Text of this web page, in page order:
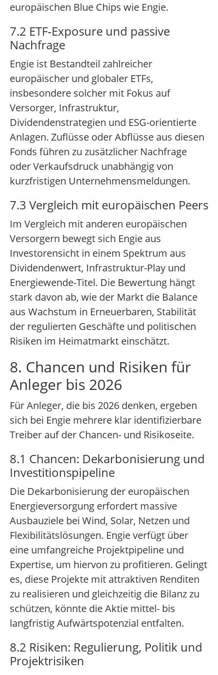
europäischen Blue Chips wie Engie.
7.2 ETF-Exposure und passive
Nachfrage
Engie ist Bestandteil zahlreicher
europäischer und globaler ETFs,
insbesondere solcher mit Fokus auf
Versorger, Infrastruktur,
Dividendenstrategien und ESG-orientierte
Anlagen. Zuflüsse oder Abflüsse aus diesen
Fonds führen zu zusätzlicher Nachfrage
oder Verkaufsdruck unabhängig von
kurzfristigen Unternehmensmeldungen.
7.3 Vergleich mit europäischen Peers
Im Vergleich mit anderen europäischen
Versorgern bewegt sich Engie aus
Investorensicht in einem Spektrum aus
Dividendenwert, Infrastruktur-Play und
Energiewende-Titel. Die Bewertung hängt
stark davon ab, wie der Markt die Balance
aus Wachstum in Erneuerbaren, Stabilität
der regulierten Geschäfte und politischen
Risiken im Heimatmarkt einschätzt.
8. Chancen und Risiken für
Anleger bis 2026
Für Anleger, die bis 2026 denken, ergeben
sich bei Engie mehrere klar identifizierbare
Treiber auf der Chancen- und Risikoseite.
8.1 Chancen: Dekarbonisierung und
Investitionspipeline
Die Dekarbonisierung der europäischen
Energieversorgung erfordert massive
Ausbauziele bei Wind, Solar, Netzen und
Flexibilitätslösungen. Engie verfügt über
eine umfangreiche Projektpipeline und
Expertise, um hiervon zu profitieren. Gelingt
es, diese Projekte mit attraktiven Renditen
zu realisieren und gleichzeitig die Bilanz zu
schützen, könnte die Aktie mittel- bis
langfristig Aufwärtspotenzial entfalten.
8.2 Risiken: Regulierung, Politik und
Projektrisiken